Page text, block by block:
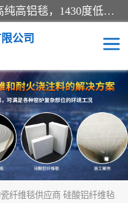
1260卷毡针刺毯，1360标准高纯高铝毯，1430度低锆锆铝含锆毯，普通挡渣棉卷毡，防火纸、挡火板、隔热垫片模块、棉块、折叠块、散棉高温固化剂价格规格密度多少钱图片视频立方平米参数指标
公司
纤维毯供应商 硅酸铝纤维毡
硅酸铝纤维纸
高铝毯
硅酸铝折叠块
硅酸铝纤维毯